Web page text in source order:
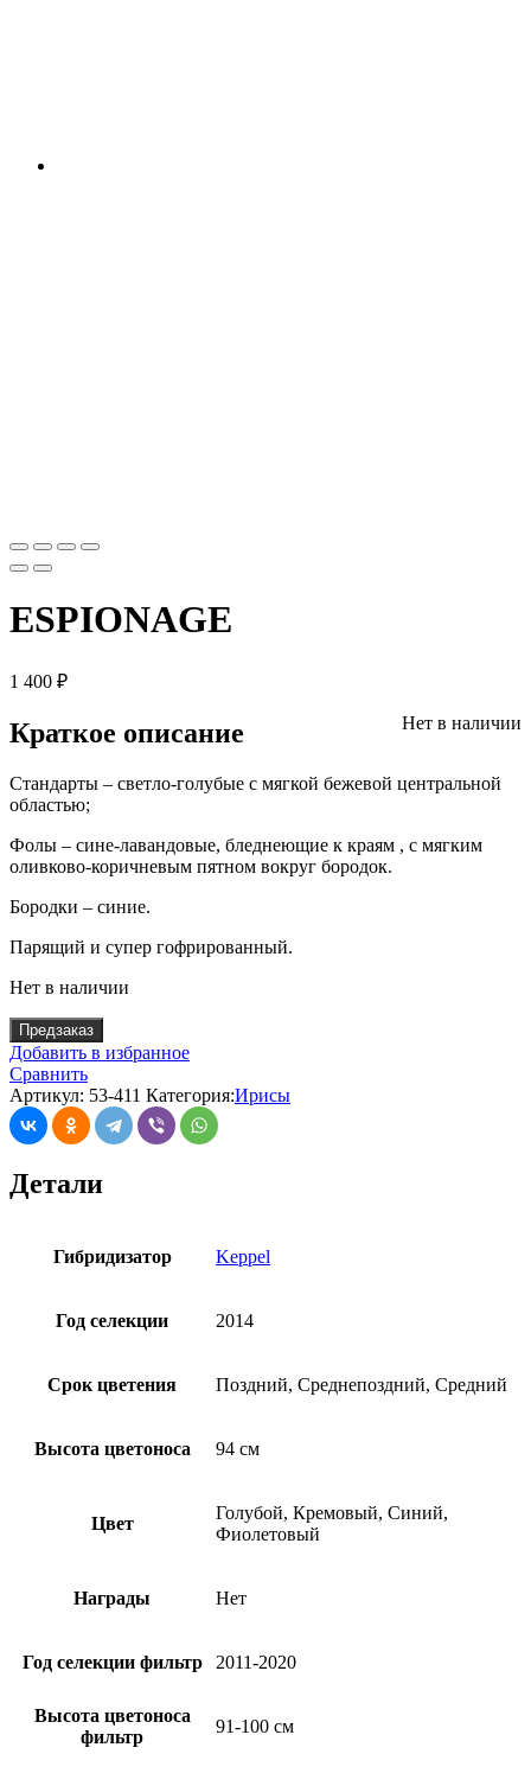
ESPIONAGE
1 400 ₽
Нет в наличии
Краткое описание
Стандарты – светло-голубые с мягкой бежевой центральной
областью;
Фолы – сине-лавандовые, бледнеющие к краям , с мягким
оливково-коричневым пятном вокруг бородок.
Бородки – синие.
Парящий и супер гофрированный.
Нет в наличии
Предзаказ
Добавить в избранное
Сравнить
Артикул: 53-411 Категория:Ирисы
Детали
Гибридизатор Keppel
Год селекции 2014
Срок цветения Поздний, Среднепоздний, Средний
Высота цветоноса 94 см
Цвет
Голубой, Кремовый, Синий,
Фиолетовый
Награды Нет
Год селекции фильтр 2011-2020
Высота цветоноса
фильтр
91-100 см